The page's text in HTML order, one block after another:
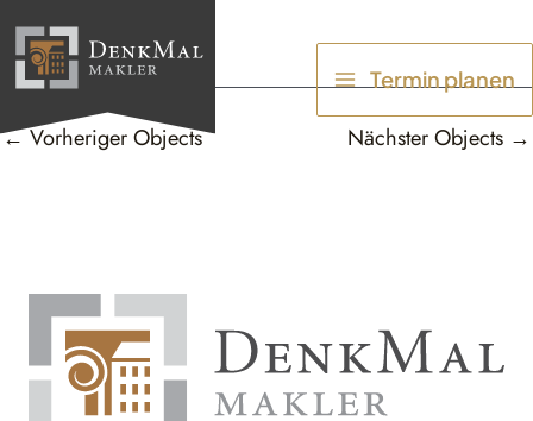
Inhalt
springen
Termin planen
←Vorheriger Objects Nächster Objects →